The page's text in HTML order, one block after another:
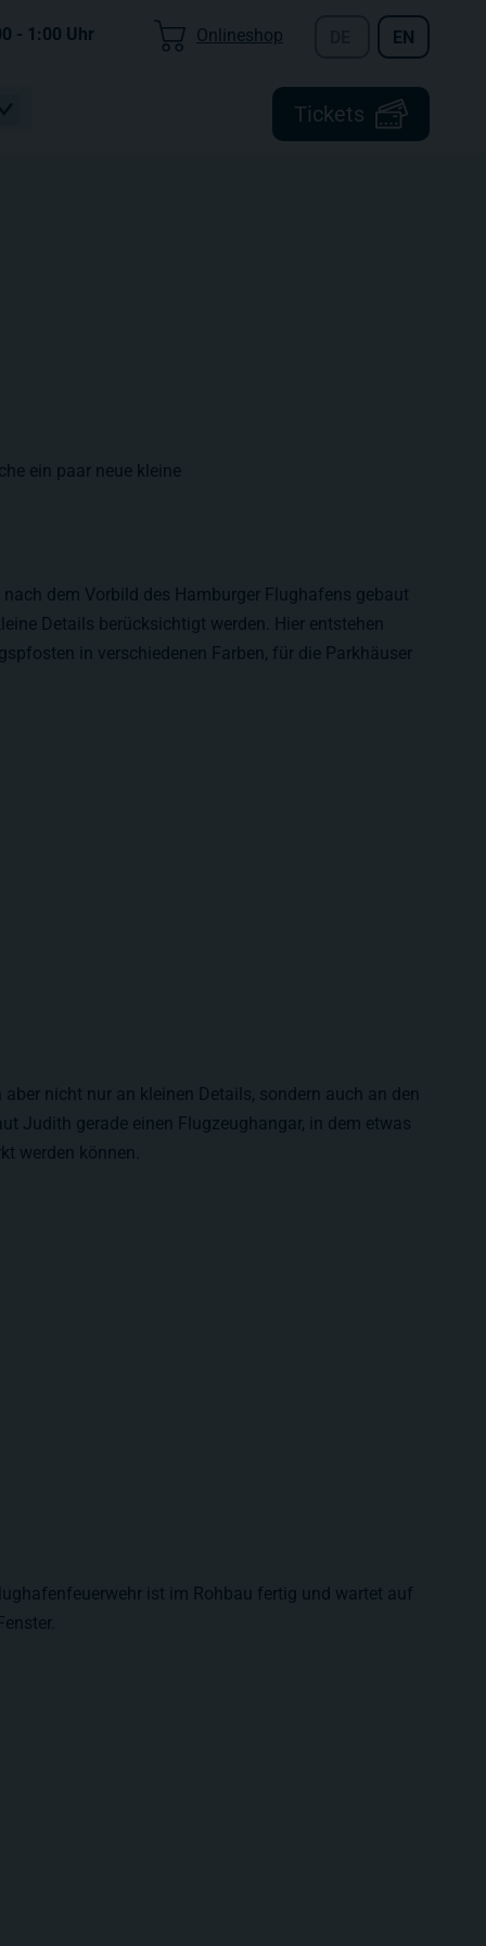
Tickets
- 1:00 Uhr Onlineshop EN
ein paar neue kleine
dem Vorbild des Hamburger Flughafens gebaut
Details berücksichtigt werden. Hier entstehen
in verschiedenen Farben, für die Parkhäuser
aber nicht nur an kleinen Details, sondern auch an den
Judith gerade einen Flugzeughangar, in dem etwas
werden können.
ist im Rohbau fertig und wartet auf